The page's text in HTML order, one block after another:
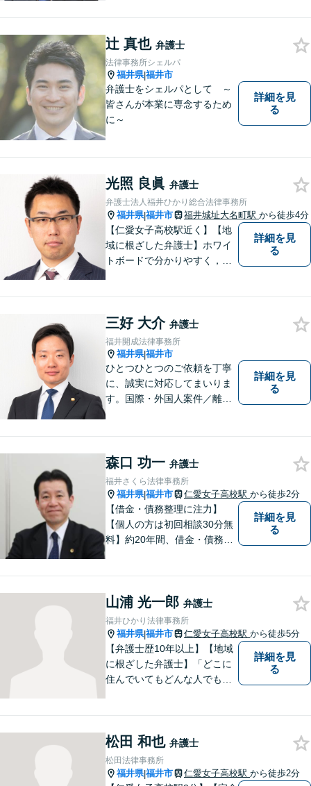
お気軽にご相談ください。
【法テラス利用可】【完全個
室】【夜間・休日面談可】
辻 真也 弁護士
法律事務所シェルパ
福井県|福井市
弁護士をシェルパとして ～
皆さんが本業に専念するため
に～
詳細を見
る
光照 良眞 弁護士
弁護士法人福井ひかり総合法律事務所
福井県|福井市 福井城址大名町駅 から徒歩4分
【仁愛女子高校駅近く】【地
域に根ざした弁護士】ホワイ
トボードで分かりやすく，納
幅広く対応可能。【明確な料
金体系】法律トラブルでお悩
むの方は、お気軽にご相談く
ださい。
詳細を見
る
三好 大介 弁護士
福井開成法律事務所
福井県|福井市
ひとつひとつのご依頼を丁寧
に、誠実に対応してまいりま
す。国際・外国人案件／離
故／刑事弁護・犯罪被害者な
ど、幅広く対応可能。お気軽
にご相談ください。
詳細を見
る
森口 功一 弁護士
福井さくら法律事務所
福井県|福井市 仁愛女子高校駅 から徒歩2分
【借金・債務整理に注力】
【個人の方は初回相談30分無
料】約20年間、借金・債務整
務所にお越しください。経験
と信頼による手厚いサポート
をさせていただきます。
詳細を見
る
山浦 光一郎 弁護士
福井ひかり法律事務所
福井県|福井市 仁愛女子高校駅 から徒歩5分
【弁護士歴10年以上】【地域
に根ざした弁護士】「どこに
住んでいてもどんな人でも等
中国語対応】大都市に負けな
い質と幅の法的なサービスを
提供することを目指していま
詳細を見
る
松田 和也 弁護士
松田法律事務所
福井県|福井市 仁愛女子高校駅 から徒歩2分